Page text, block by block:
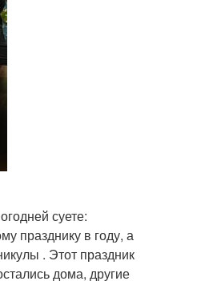
суете:
празднику в году, а
. Этот праздник
дома, другие